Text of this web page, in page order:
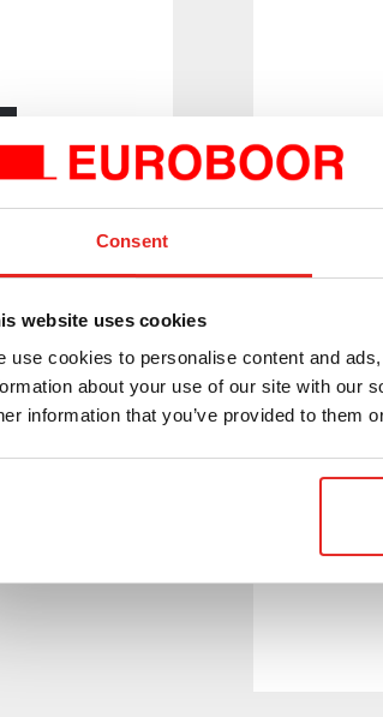
Consent
website uses cookies
use cookies to personalise content and
about your use of our site with our
information that you’ve provided to them
here.